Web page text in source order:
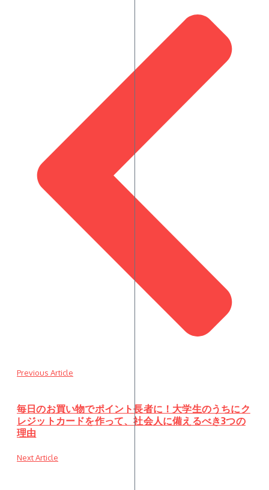
Previous Article
毎日のお買い物でポイント長者に！大学生のうちにク
レジットカードを作って、社会人に備えるべき3つの
理由
Next Article